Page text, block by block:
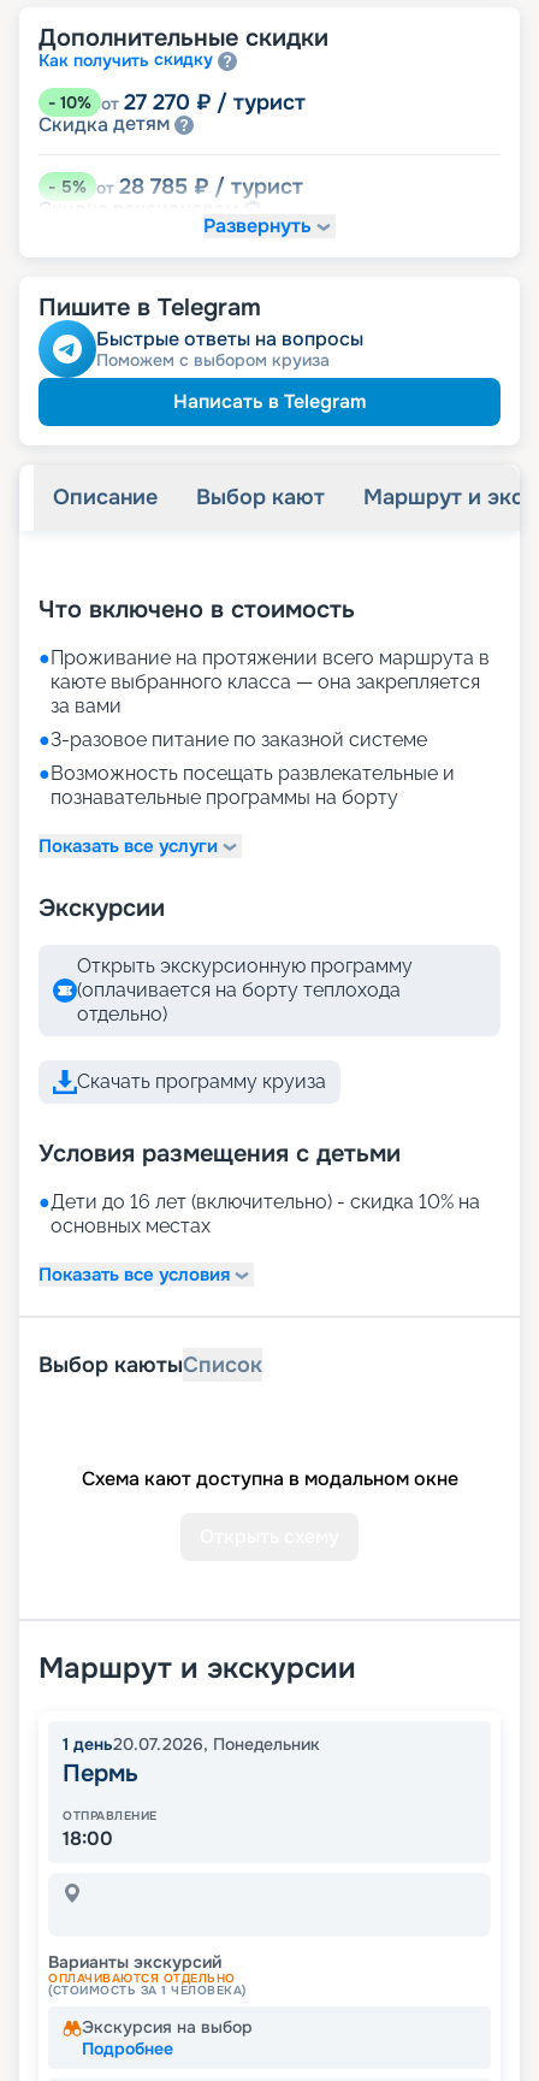
Дополнительные скидки
Как получить скидку
- 10% от 27 270 ₽ / турист
Скидка детям
-5% от 28 785 ₽ / турист
Скидка
Развернуть
Пишите в Telegram
Быстрые ответы на вопросы
Поможем с выбором круиза
Написать в Telegram
Описание Выбор кают Маршрут и
Что включено в стоимость
●Проживание на протяжении всего маршрута в
каюте выбранного класса — она закрепляется
за вами
●3-разовое питание по заказной системе
●Возможность посещать развлекательные и
познавательные программы на борту
Показать все услуги
Экскурсии
Открыть экскурсионную программу
(оплачивается на борту теплохода
отдельно)
Скачать программу круиза
Условия размещения с детьми
●Дети до 16 лет (включительно) - скидка 10% на
основных местах
Показать все условия
Выбор каютыСписок
Схема кают доступна в модальном окне
Маршрут и экскурсии
1 день20.07.2026, Понедельник
Пермь
ОТПРАВЛЕНИЕ
18:00
Варианты экскурсий
ОПЛАЧИВАЮТСЯ ОТДЕЛЬНО
(СТОИМОСТЬ ЗА 1 ЧЕЛОВЕКА)
Экскурсия на выбор
Подробнее